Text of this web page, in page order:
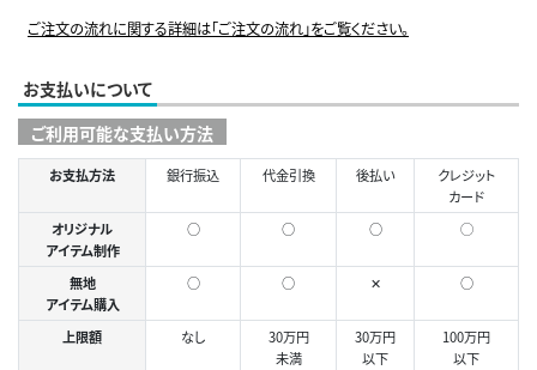
ご注文の流れに関する詳細は「ご注文の流れ」をご覧ください。
お支払いについて
ご利用可能な支払い方法
お支払方法 銀行振込 代金引換 後払い
クレジット
カード
オリジナル
アイテム制作
○ ○ ○ ◯
無地
アイテム購入
○ ○ ✕ ○
上限額 なし
30万円
未満
30万円
以下
100万円
以下